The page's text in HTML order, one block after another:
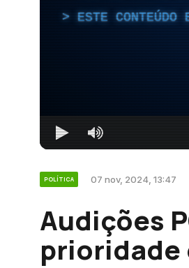
ESTE CONTEÚDO
POLÍTICA 07 nov, 2024, 13:47
Audições
prioridade